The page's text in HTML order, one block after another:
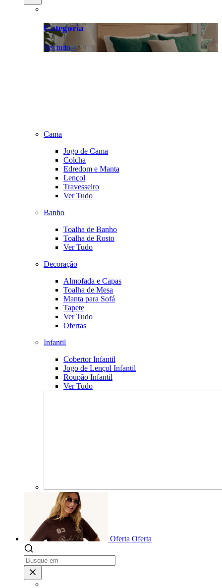
Categoria
Ver tudo >
Cama
Jogo de Cama
Colcha
Edredom e Manta
Lençol
Travesseiro
Ver Tudo
Banho
Toalha de Banho
Toalha de Rosto
Ver Tudo
Decoração
Almofada e Capas
Toalha de Mesa
Manta para Sofá
Tapete
Ver Tudo
Ofertas
Infantil
Cobertor Infantil
Jogo de Lençol Infantil
Roupão Infantil
Ver Tudo
Oferta Oferta